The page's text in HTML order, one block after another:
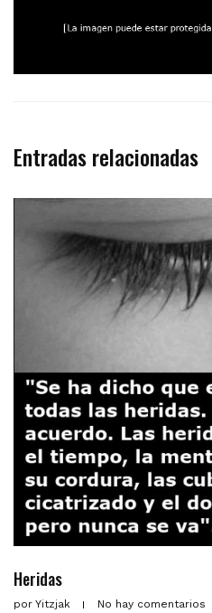
Entradas relacionadas
Heridas
por Yitzjak No hay comentarios